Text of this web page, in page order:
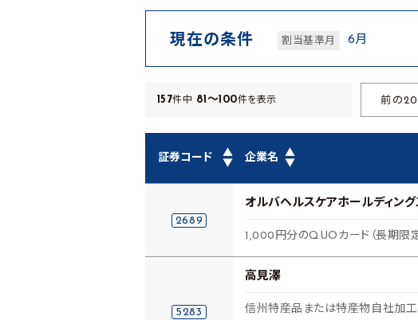
現在の条件 割当基準月 6月
157件中 81～100件を表示 前の
▲
証券コード ▼
▲
企業名 ▼
2689
オルバヘルスケアホールディング
1,000円分のQUOカード（長期限定
5283
高見澤
信州特産品または特産物自社加工